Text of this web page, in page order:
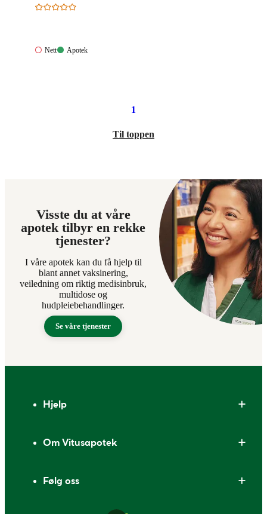
Nett:
Nett
Apotek:
Apotek
1
Til toppen
Visste du at våre
apotek tilbyr en rekke
tjenester?
I våre apotek kan du få hjelp til
blant annet vaksinering,
veiledning om riktig medisinbruk,
multidose og
hudpleiebehandlinger.
Se våre tjenester
Hjelp
Om Vitusapotek
Følg oss